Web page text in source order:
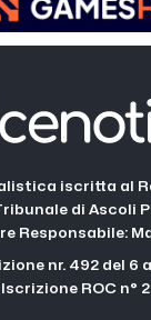
iscritta al
di Ascoli
Responsabile:
nr. 492 del 6
Iscrizione ROC n°